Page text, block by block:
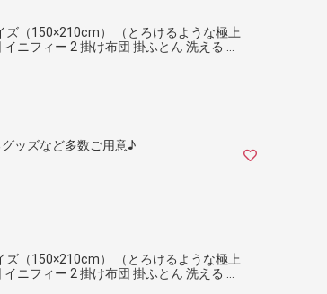
（150×210cm） （とろけるような極上
ニフィー 2 掛け布団 掛ふとん 洗える 日
ッズなど多数ご用意♪
（150×210cm） （とろけるような極上
ニフィー 2 掛け布団 掛ふとん 洗える 日